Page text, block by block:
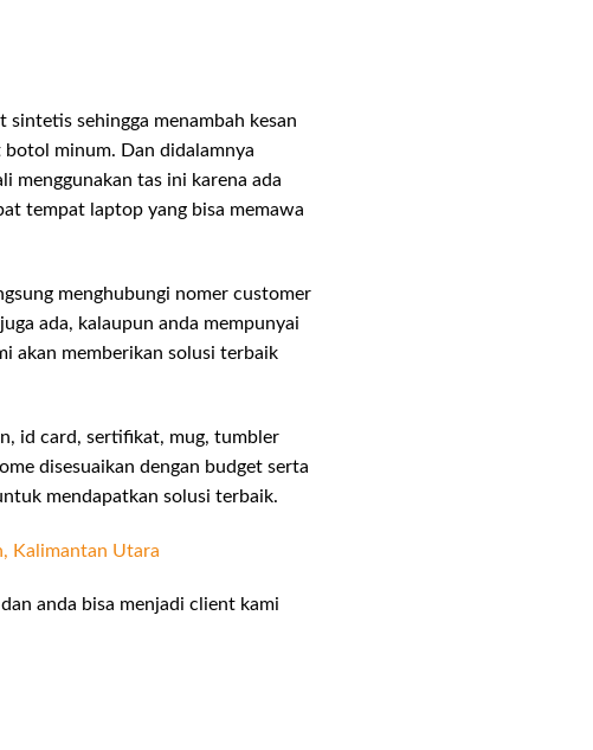
sehingga menambah kesan
minum. Dan didalamnya
menggunakan tas ini karena ada
tempat laptop yang bisa memawa
menghubungi nomer customer
ada, kalaupun anda mempunyai
akan memberikan solusi terbaik
id card, sertifikat, mug, tumbler
disesuaikan dengan budget serta
mendapatkan solusi terbaik.
Kalimantan Utara
anda bisa menjadi client kami